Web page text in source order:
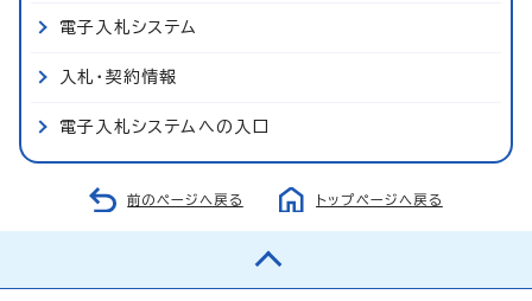
電子入札システム
入札・契約情報
電子入札システムへの入口
前のページへ戻る トップページへ戻る